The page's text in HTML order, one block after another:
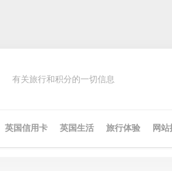
有关旅行和积分的一切信息
英国信用卡 英国生活 旅行体验 网